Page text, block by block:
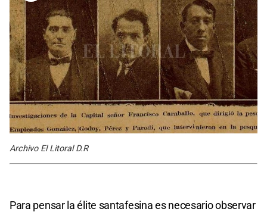
Archivo El Litoral D.R
Para pensar la élite santafesina es necesario observar